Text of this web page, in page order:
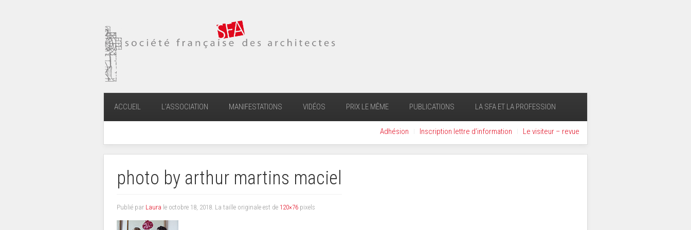
ACCUEIL L’ASSOCIATION MANIFESTATIONS VIDÉOS PRIX LE MÊME PUBLICATIONS LA SFA ET LA PROFESSION
Adhésion Inscription lettre d’information Le visiteur – revue
photo by arthur martins maciel
Publié par Laura le octobre 18, 2018. La taille originale est de 120×76 pixels